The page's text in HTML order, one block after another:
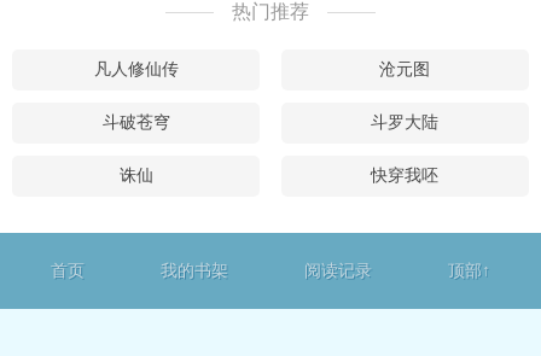
热门推荐
凡人修仙传 沧元图
斗破苍穹 斗罗大陆
诛仙 快穿我呸
首页 我的书架 阅读记录 顶部↑